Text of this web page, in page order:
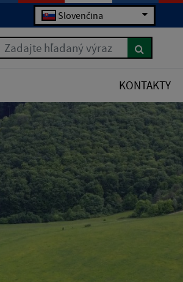
Slovenčina
Zadajte hľadaný výraz
KONTAKTY